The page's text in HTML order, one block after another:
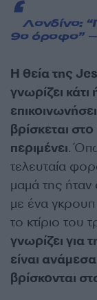
Λονδίνο:
9ο όροφο” –
Η θεία της
γνωρίζει κάτι
βρίσκεται
περιμένει.
τελευταία
μαμά της ήταν
με ένα
το κτίριο του
γνωρίζει για
είναι
βρίσκονται